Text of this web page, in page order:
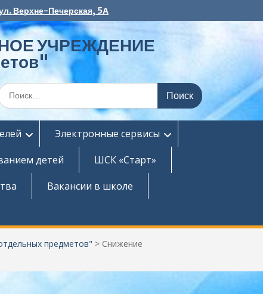
Верхне-Печерская, 5А
УЧРЕЖДЕНИЕ
Электронные сервисы
детей
ШСК «Старт»
Вакансии в школе
предметов" > Снижение